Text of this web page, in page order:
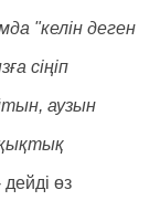
"келін деген
сіңіп
аузын
дейді өз